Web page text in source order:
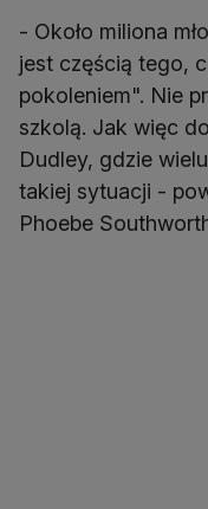
- Około miliona
jest częścią tego,
pokoleniem". Nie
szkolą. Jak więc
Dudley, gdzie
takiej sytuacji -
Phoebe